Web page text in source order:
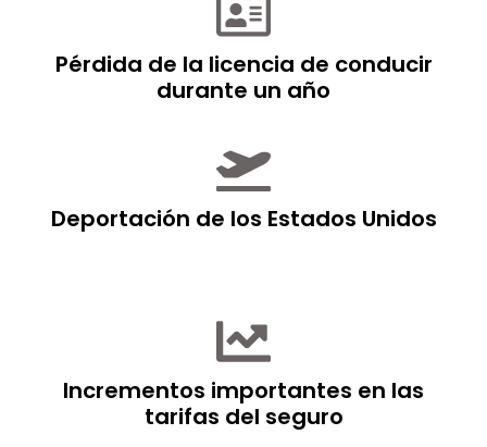
Pérdida de la licencia de conducir
durante un año
Deportación de los Estados Unidos
Incrementos importantes en las
tarifas del seguro